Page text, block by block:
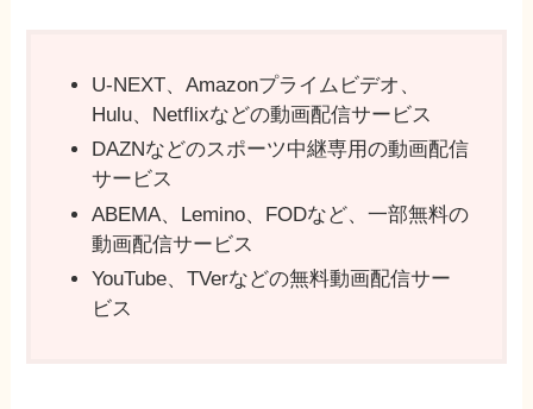
U-NEXT、Amazonプライムビデオ、
Hulu、Netflixなどの動画配信サービス
DAZNなどのスポーツ中継専用の動画配信
サービス
ABEMA、Lemino、FODなど、一部無料の
動画配信サービス
YouTube、TVerなどの無料動画配信サー
ビス